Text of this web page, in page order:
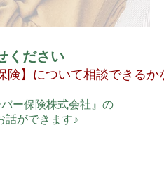
ください
険】について相談できるか
ー保険株式会社』の
話ができます♪